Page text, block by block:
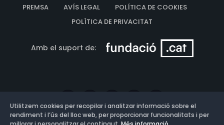
PREMSA
AVÍS LEGAL
POLÍTICA DE COOKIES
POLÍTICA DE PRIVACITAT
Amb el suport de:
Utilitzem cookies per recopilar i analitzar informació sobre el
rendiment i l’ús del lloc web, per proporcionar funcionalitats i per